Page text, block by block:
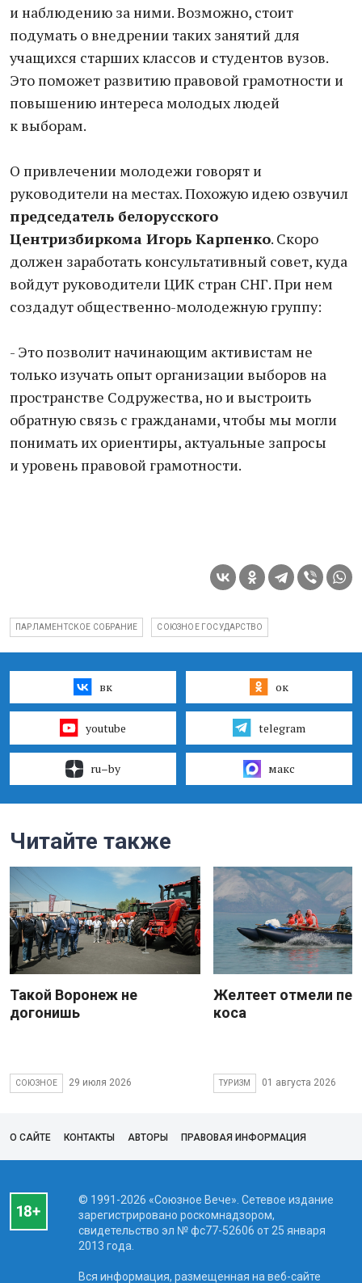
и наблюдению за ними. Возможно, стоит
подумать о внедрении таких занятий для
учащихся старших классов и студентов вузов.
Это поможет развитию правовой грамотности и
повышению интереса молодых людей
к выборам.
О привлечении молодежи говорят и
руководители на местах. Похожую идею озвучил
председатель белорусского
Центризбиркома Игорь Карпенко. Скоро
должен заработать консультативный совет, куда
войдут руководители ЦИК стран СНГ. При нем
создадут общественно-молодежную группу:
- Это позволит начинающим активистам не
только изучать опыт организации выборов на
пространстве Содружества, но и выстроить
обратную связь с гражданами, чтобы мы могли
понимать их ориентиры, актуальные запросы
и уровень правовой грамотности.
ПАРЛАМЕНТСКОЕ СОБРАНИЕ СОЮЗНОЕ ГОСУДАРСТВО
вк ок
youtube telegram
ru–by макс
Читайте также
Такой Воронеж не
догонишь
СОЮЗНОЕ 29 июля 2026
Желтеет отмели
коса
ТУРИЗМ 01 августа 2026
О САЙТЕ КОНТАКТЫ АВТОРЫ ПРАВОВАЯ ИНФОРМАЦИЯ
© 1991-2026 «Союзное Вече». Сетевое издание
зарегистрировано роскомнадзором,
свидетельство эл № фc77-52606 от 25 января
2013 года.
Вся информация, размещенная на веб-сайте